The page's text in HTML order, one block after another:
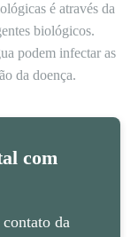
é através da
biológicos.
podem infectar as
da doença.
com
da